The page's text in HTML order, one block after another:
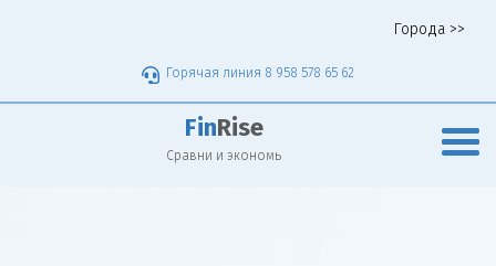
Города >>
Горячая линия 8 958 578 65 62
Fin Rise
Сравни и экономь